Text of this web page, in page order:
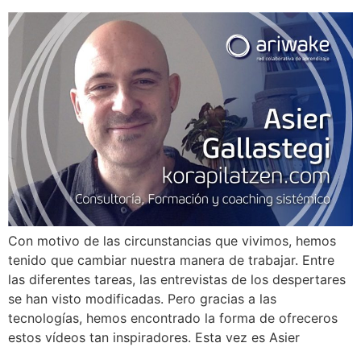
Con motivo de las circunstancias que vivimos, hemos
tenido que cambiar nuestra manera de trabajar. Entre
las diferentes tareas, las entrevistas de los despertares
se han visto modificadas. Pero gracias a las
tecnologías, hemos encontrado la forma de ofreceros
estos vídeos tan inspiradores. Esta vez es Asier